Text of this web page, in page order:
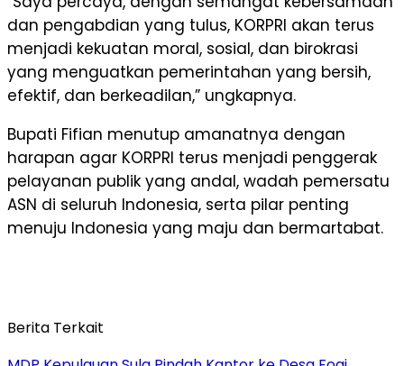
dan pengabdian yang tulus, KORPRI akan terus
menjadi kekuatan moral, sosial, dan birokrasi
yang menguatkan pemerintahan yang bersih,
efektif, dan berkeadilan,” ungkapnya.
Bupati Fifian menutup amanatnya dengan
harapan agar KORPRI terus menjadi penggerak
pelayanan publik yang andal, wadah pemersatu
ASN di seluruh Indonesia, serta pilar penting
menuju Indonesia yang maju dan bermartabat.
Berita Terkait